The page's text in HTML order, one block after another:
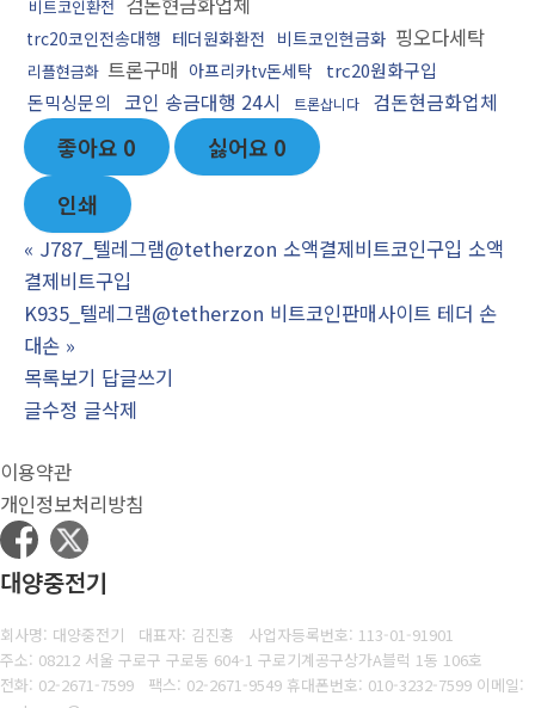
비트코인환전
trc20코인전송대행 테더원화환전 비트코인현금화 핑오다세탁
리플현금화 트론구매 아프리카tv돈세탁
trc20원화구입
돈믹싱문의
코인 송금대행 24시 트론삽니다 검돈현금화업체
좋아요 0 싫어요 0
인쇄
« J787_텔레그램@tetherzon 소액결제비트코인구입 소액
결제비트구입
K935_텔레그램@tetherzon 비트코인판매사이트 테더 손
대손 »
목록보기 답글쓰기
글수정 글삭제
이용약관
개인정보처리방침
대양중전기
회사명: 대양중전기 대표자: 김진홍 사업자등록번호: 113-01-91901
주소: 08212 서울 구로구 구로동 604-1 구로기계공구상가A블럭 1동 106호
전화: 02-2671-7599
팩스: 02-2671-9549 휴대폰번호: 010-3232-7599 이메일: